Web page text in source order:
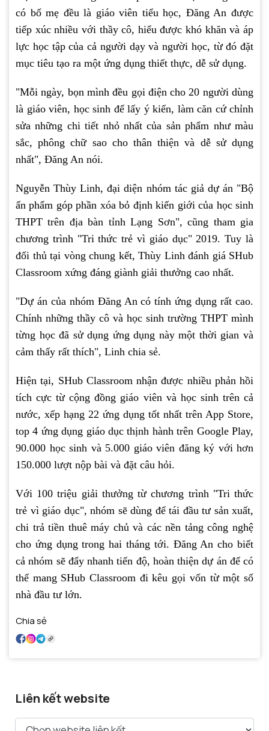
có bố mẹ đều là giáo viên tiểu học, Đăng An được
tiếp xúc nhiều với thầy cô, hiểu được khó khăn và áp
lực học tập của cả người dạy và người học, từ đó đặt
mục tiêu tạo ra một ứng dụng thiết thực, dễ sử dụng.
"Mỗi ngày, bọn mình đều gọi điện cho 20 người dùng
là giáo viên, học sinh để lấy ý kiến, làm căn cứ chỉnh
sửa những chi tiết nhỏ nhất của sản phẩm như màu
sắc, phông chữ sao cho thân thiện và dễ sử dụng
nhất", Đăng An nói.
Nguyễn Thùy Linh, đại diện nhóm tác giả dự án "Bộ
ấn phẩm góp phần xóa bỏ định kiến giới của học sinh
THPT trên địa bàn tỉnh Lạng Sơn", cũng tham gia
chương trình "Tri thức trẻ vì giáo dục" 2019. Tuy là
đối thủ tại vòng chung kết, Thùy Linh đánh giá SHub
Classroom xứng đáng giành giải thưởng cao nhất.
"Dự án của nhóm Đăng An có tính ứng dụng rất cao.
Chính những thầy cô và học sinh trường THPT mình
từng học đã sử dụng ứng dụng này một thời gian và
cảm thấy rất thích", Linh chia sẻ.
Hiện tại, SHub Classroom nhận được nhiều phản hồi
tích cực từ cộng đồng giáo viên và học sinh trên cả
nước, xếp hạng 22 ứng dụng tốt nhất trên App Store,
top 4 ứng dụng giáo dục thịnh hành trên Google Play,
90.000 học sinh và 5.000 giáo viên đăng ký với hơn
150.000 lượt nộp bài và đặt câu hỏi.
Với 100 triệu giải thưởng từ chương trình "Tri thức
trẻ vì giáo dục", nhóm sẽ dùng để tái đầu tư sản xuất,
chi trả tiền thuê máy chủ và các nền tảng công nghệ
cho ứng dụng trong hai tháng tới. Đăng An cho biết
cả nhóm sẽ đẩy nhanh tiến độ, hoàn thiện dự án để có
thể mang SHub Classroom đi kêu gọi vốn từ một số
nhà đầu tư lớn.
Chia sẻ
Liên kết website